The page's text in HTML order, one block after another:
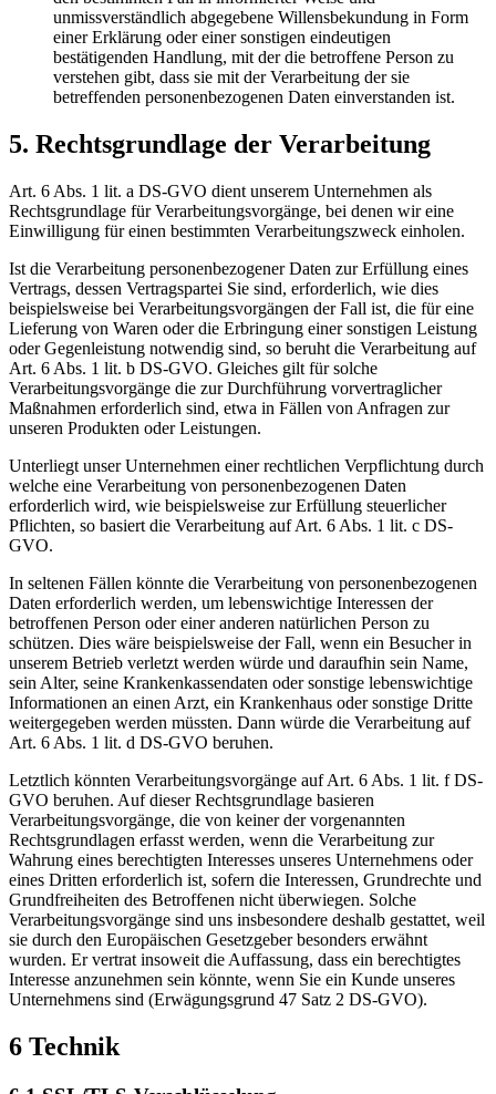
unmissverständlich abgegebene Willensbekundung in Form
einer Erklärung oder einer sonstigen eindeutigen
bestätigenden Handlung, mit der die betroffene Person zu
verstehen gibt, dass sie mit der Verarbeitung der sie
betreffenden personenbezogenen Daten einverstanden ist.
5. Rechtsgrundlage der Verarbeitung
Art. 6 Abs. 1 lit. a DS-GVO dient unserem Unternehmen als
Rechtsgrundlage für Verarbeitungsvorgänge, bei denen wir eine
Einwilligung für einen bestimmten Verarbeitungszweck einholen.
Ist die Verarbeitung personenbezogener Daten zur Erfüllung eines
Vertrags, dessen Vertragspartei Sie sind, erforderlich, wie dies
beispielsweise bei Verarbeitungsvorgängen der Fall ist, die für eine
Lieferung von Waren oder die Erbringung einer sonstigen Leistung
oder Gegenleistung notwendig sind, so beruht die Verarbeitung auf
Art. 6 Abs. 1 lit. b DS-GVO. Gleiches gilt für solche
Verarbeitungsvorgänge die zur Durchführung vorvertraglicher
Maßnahmen erforderlich sind, etwa in Fällen von Anfragen zur
unseren Produkten oder Leistungen.
Unterliegt unser Unternehmen einer rechtlichen Verpflichtung durch
welche eine Verarbeitung von personenbezogenen Daten
erforderlich wird, wie beispielsweise zur Erfüllung steuerlicher
Pflichten, so basiert die Verarbeitung auf Art. 6 Abs. 1 lit. c DS-
GVO.
In seltenen Fällen könnte die Verarbeitung von personenbezogenen
Daten erforderlich werden, um lebenswichtige Interessen der
betroffenen Person oder einer anderen natürlichen Person zu
schützen. Dies wäre beispielsweise der Fall, wenn ein Besucher in
unserem Betrieb verletzt werden würde und daraufhin sein Name,
sein Alter, seine Krankenkassendaten oder sonstige lebenswichtige
Informationen an einen Arzt, ein Krankenhaus oder sonstige Dritte
weitergegeben werden müssten. Dann würde die Verarbeitung auf
Art. 6 Abs. 1 lit. d DS-GVO beruhen.
Letztlich könnten Verarbeitungsvorgänge auf Art. 6 Abs. 1 lit. f DS-
GVO beruhen. Auf dieser Rechtsgrundlage basieren
Verarbeitungsvorgänge, die von keiner der vorgenannten
Rechtsgrundlagen erfasst werden, wenn die Verarbeitung zur
Wahrung eines berechtigten Interesses unseres Unternehmens oder
eines Dritten erforderlich ist, sofern die Interessen, Grundrechte und
Grundfreiheiten des Betroffenen nicht überwiegen. Solche
Verarbeitungsvorgänge sind uns insbesondere deshalb gestattet, weil
sie durch den Europäischen Gesetzgeber besonders erwähnt
wurden. Er vertrat insoweit die Auffassung, dass ein berechtigtes
Interesse anzunehmen sein könnte, wenn Sie ein Kunde unseres
Unternehmens sind (Erwägungsgrund 47 Satz 2 DS-GVO).
6 Technik